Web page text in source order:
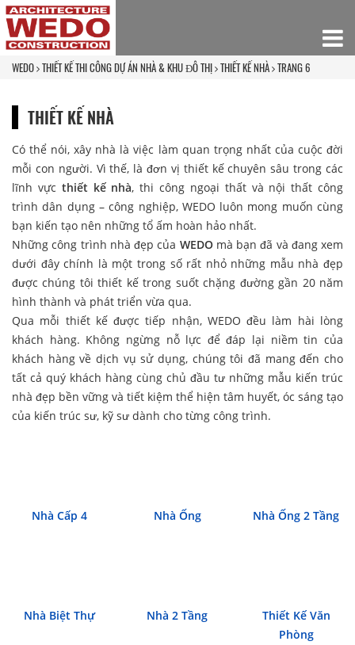
WEDO THIẾT KẾ THI CÔNG DỰ ÁN NHÀ & KHU ĐÔ THỊ THIẾT KẾ NHÀ TRANG 6
THIẾT KẾ NHÀ
Có thể nói, xây nhà là việc làm quan trọng nhất của cuộc đời
mỗi con người. Vì thế, là đơn vị thiết kế chuyên sâu trong các
lĩnh vực thiết kế nhà, thi công ngoại thất và nội thất công
trình dân dụng – công nghiệp, WEDO luôn mong muốn cùng
bạn kiến tạo nên những tổ ấm hoàn hảo nhất.
Những công trình nhà đẹp của WEDOmà bạn đã và đang xem
dưới đây chính là một trong số rất nhỏ những mẫu nhà đẹp
được chúng tôi thiết kế trong suốt chặng đường gần 20 năm
hình thành và phát triển vừa qua.
Qua mỗi thiết kế được tiếp nhận, WEDO đều làm hài lòng
khách hàng. Không ngừng nỗ lực để đáp lại niềm tin của
khách hàng về dịch vụ sử dụng, chúng tôi đã mang đến cho
tất cả quý khách hàng cùng chủ đầu tư những mẫu kiến trúc
nhà đẹp bền vững và tiết kiệm thể hiện tâm huyết, óc sáng tạo
của kiến trúc sư, kỹ sư dành cho từng công trình.
Nhà Cấp 4 Nhà Ống Nhà Ống 2 Tầng
Nhà Biệt Thự Nhà 2 Tầng
Thiết Kế Văn
Phòng